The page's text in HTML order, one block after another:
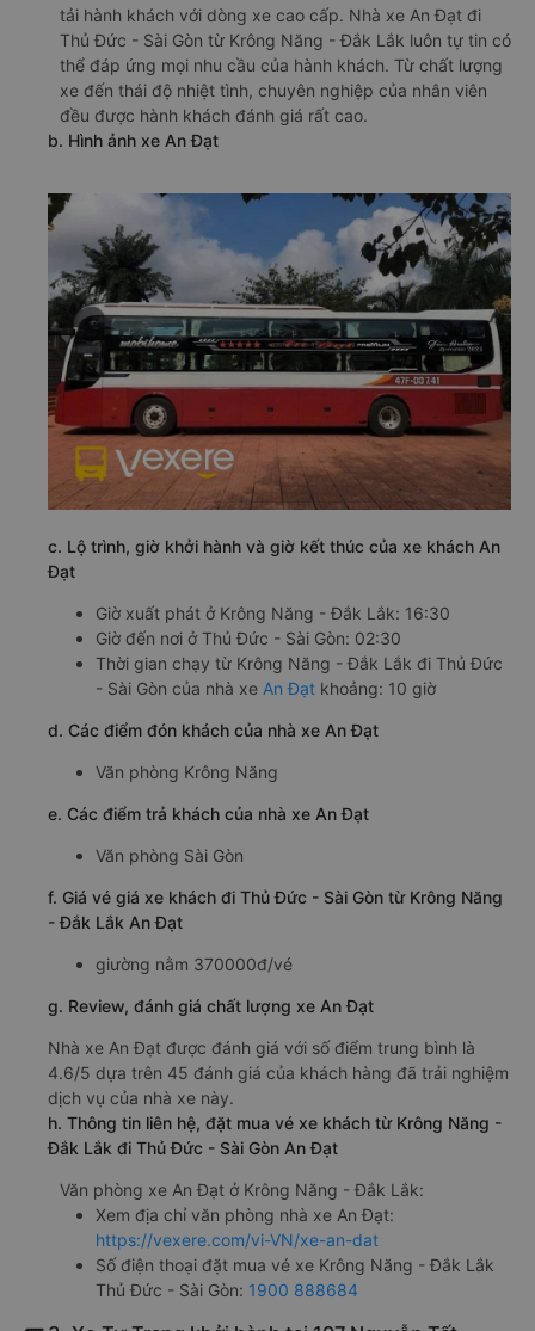
tải hành khách với dòng xe cao cấp. Nhà xe An Đạt đi
Thủ Đức - Sài Gòn từ Krông Năng - Đắk Lắk luôn tự tin có
thể đáp ứng mọi nhu cầu của hành khách. Từ chất lượng
xe đến thái độ nhiệt tình, chuyên nghiệp của nhân viên
đều được hành khách đánh giá rất cao.
b. Hình ảnh xe An Đạt
c. Lộ trình, giờ khởi hành và giờ kết thúc của xe khách An
Đạt
Giờ xuất phát ở Krông Năng - Đắk Lắk: 16:30
Giờ đến nơi ở Thủ Đức - Sài Gòn: 02:30
Thời gian chạy từ Krông Năng - Đắk Lắk đi Thủ Đức
- Sài Gòn của nhà xe An Đạt khoảng: 10 giờ
d. Các điểm đón khách của nhà xe An Đạt
Văn phòng Krông Năng
e. Các điểm trả khách của nhà xe An Đạt
Văn phòng Sài Gòn
f. Giá vé giá xe khách đi Thủ Đức - Sài Gòn từ Krông Năng
- Đắk Lắk An Đạt
giường nằm 370000đ/vé
g. Review, đánh giá chất lượng xe An Đạt
Nhà xe An Đạt được đánh giá với số điểm trung bình là
4.6/5 dựa trên 45 đánh giá của khách hàng đã trải nghiệm
dịch vụ của nhà xe này.
h. Thông tin liên hệ, đặt mua vé xe khách từ Krông Năng -
Đắk Lắk đi Thủ Đức - Sài Gòn An Đạt
Văn phòng xe An Đạt ở Krông Năng - Đắk Lắk:
Xem địa chỉ văn phòng nhà xe An Đạt:
https://vexere.com/vi-VN/xe-an-dat
Số điện thoại đặt mua vé xe Krông Năng - Đắk Lắk
Thủ Đức - Sài Gòn: 1900 888684